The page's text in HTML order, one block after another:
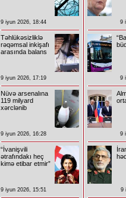
9 iyun 2026, 18:44
Təhlükəsizliklə
rəqəmsal inkişafı
arasında balans
9 iyun 2026, 17:19
Nüvə arsenalına
119 milyard
xərclənib
9 iyun 2026, 16:28
“İvanişvili
ətrafındakı heç
kimə etibar etmir”
9 iyun 2026, 15:51
9
9
9
9